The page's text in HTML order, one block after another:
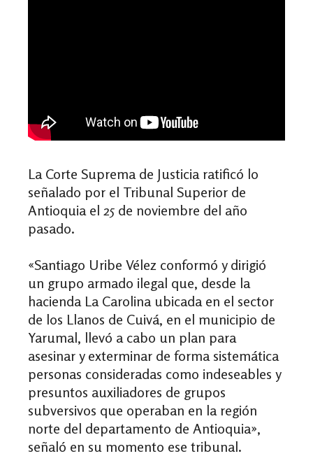
La Corte Suprema de Justicia ratificó lo
señalado por el Tribunal Superior de
Antioquia el 25 de noviembre del año
pasado.
«Santiago Uribe Vélez conformó y dirigió
un grupo armado ilegal que, desde la
hacienda La Carolina ubicada en el sector
de los Llanos de Cuivá, en el municipio de
Yarumal, llevó a cabo un plan para
asesinar y exterminar de forma sistemática
personas consideradas como indeseables y
presuntos auxiliadores de grupos
subversivos que operaban en la región
norte del departamento de Antioquia»,
señaló en su momento ese tribunal.